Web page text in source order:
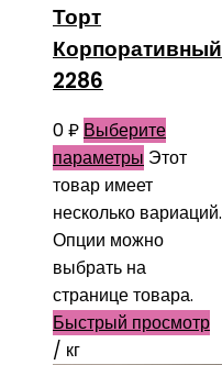
Торт
Корпоративный
2286
0₽ Выберите
параметры Этот
товар имеет
несколько вариаций.
Опции можно
выбрать на
странице товара.
Быстрый просмотр
/ кг